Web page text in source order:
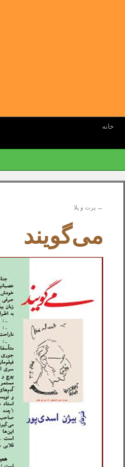
خانه
← پرت و پلا
می‌گویند